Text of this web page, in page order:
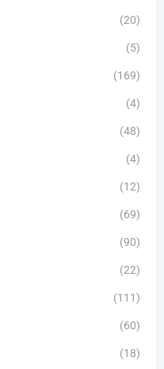
(20)
(5)
(169)
(4)
(48)
(4)
(12)
(69)
(90)
(22)
(111)
(60)
(18)